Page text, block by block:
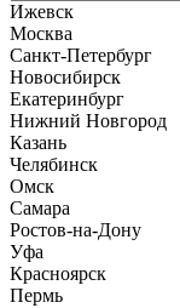
Ижевск
Москва
Санкт-Петербург
Новосибирск
Екатеринбург
Нижний Новгород
Казань
Челябинск
Омск
Самара
Ростов-на-Дону
Уфа
Красноярск
Пермь